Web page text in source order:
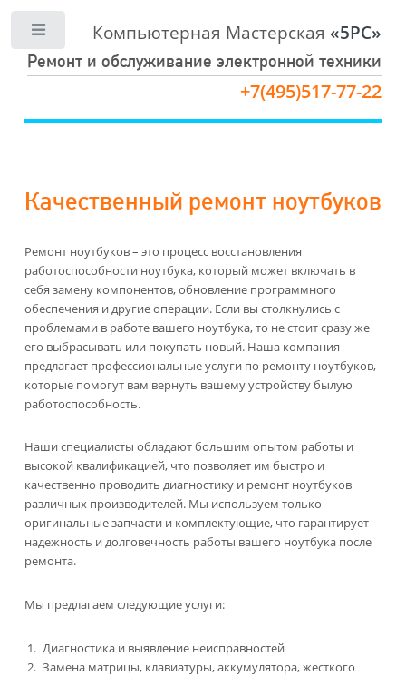
Компьютерная Мастерская «5PC»
Ремонт и обслуживание электронной техники
+7(495)517-77-22
Качественный ремонт ноутбуков
Ремонт ноутбуков – это процесс восстановления
работоспособности ноутбука, который может включать в
себя замену компонентов, обновление программного
обеспечения и другие операции. Если вы столкнулись с
проблемами в работе вашего ноутбука, то не стоит сразу же
его выбрасывать или покупать новый. Наша компания
предлагает профессиональные услуги по ремонту ноутбуков,
которые помогут вам вернуть вашему устройству былую
работоспособность.
Наши специалисты обладают большим опытом работы и
высокой квалификацией, что позволяет им быстро и
качественно проводить диагностику и ремонт ноутбуков
различных производителей. Мы используем только
оригинальные запчасти и комплектующие, что гарантирует
надежность и долговечность работы вашего ноутбука после
ремонта.
Мы предлагаем следующие услуги:
Диагностика и выявление неисправностей
Замена матрицы, клавиатуры, аккумулятора, жесткого
Toggle